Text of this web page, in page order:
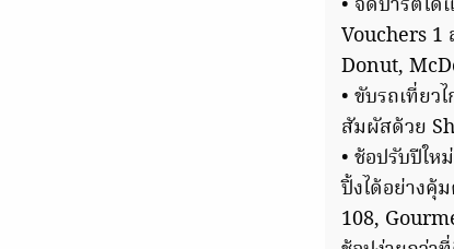
Vouchers 1
Donut,
• ขับรถเที่ย
สัมผัสด้วย
• ช้อปรับปีใ
ปิ้งได้อย่างคุ้
108,